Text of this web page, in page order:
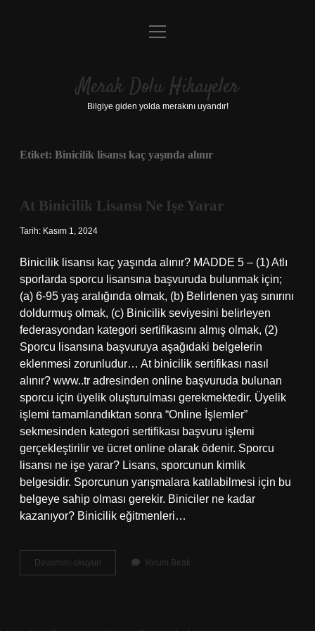
Anasayfa
Yasal Uyarı
menüyü
Merak Dolu Hikayeler
Bilgiye giden yolda merakını uyandır!
Etiket: Binicilik lisansı kaç yaşında alınır
At Binicilik Lisansı Ne Işe Yarar
Tarih: Kasım 1, 2024
Binicilik lisansı kaç yaşında alınır? MADDE 5 – (1) Atlı
sporlarda sporcu lisansına başvuruda bulunmak için;
(a) 6-95 yaş aralığında olmak, (b) Belirlenen yaş sınırını
doldurmuş olmak, (c) Binicilik seviyesini belirleyen
federasyondan kategori sertifikasını almış olmak, (2)
Sporcu lisansına başvuruya aşağıdaki belgelerin
eklenmesi zorunludur… At binicilik sertifikası nasıl
alınır? www..tr adresinden online başvuruda bulunan
sporcu için üyelik oluşturulması gerekmektedir. Üyelik
işlemi tamamlandıktan sonra “Online İşlemler”
sekmesinden kategori sertifikası başvuru işlemi
gerçekleştirilir ve ücret online olarak ödenir. Sporcu
lisansı ne işe yarar? Lisans, sporcunun kimlik
belgesidir. Sporcunun yarışmalara katılabilmesi için bu
belgeye sahip olması gerekir. Biniciler ne kadar
kazanıyor? Binicilik eğitmenleri…
Devamını okuyun
Binicilik
Yorum Bırak